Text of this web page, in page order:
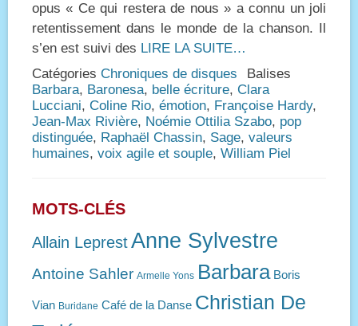
opus « Ce qui restera de nous » a connu un joli
retentissement dans le monde de la chanson. Il
s’en est suivi des LIRE LA SUITE…
Catégories Chroniques de disques
Balises
Barbara, Baronesa, belle écriture, Clara
Lucciani, Coline Rio, émotion, Françoise Hardy,
Jean-Max Rivière, Noémie Ottilia Szabo, pop
distinguée, Raphaël Chassin, Sage, valeurs
humaines, voix agile et souple, William Piel
MOTS-CLÉS
Allain LeprestAnne Sylvestre
Antoine Sahler Armelle Yons Barbara Boris
Vian Buridane Café de la Danse Christian De